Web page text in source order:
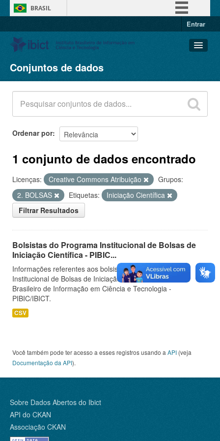
BRASIL
Entrar
Conjuntos de dados
Organizações
Grupos
Sobre
Conjuntos de dados
Ordenar por
1 conjunto de dados encontrado
Licenças: Creative Commons Atribuição
Grupos:
2. BOLSAS
Etiquetas:
Iniciação Científica
Filtrar Resultados
Bolsistas do Programa Institucional de Bolsas de
Iniciação Científica - PIBIC...
Informações referentes aos bolsistas do Programa
Institucional de Bolsas de Iniciação Científica do Instituto
Brasileiro de Informação em Ciência e Tecnologia -
PIBIC/IBICT.
CSV
Você também pode ter acesso a esses registros usando a API (veja
Documentação da API).
Sobre Dados Abertos do Ibict
API do CKAN
Associação CKAN